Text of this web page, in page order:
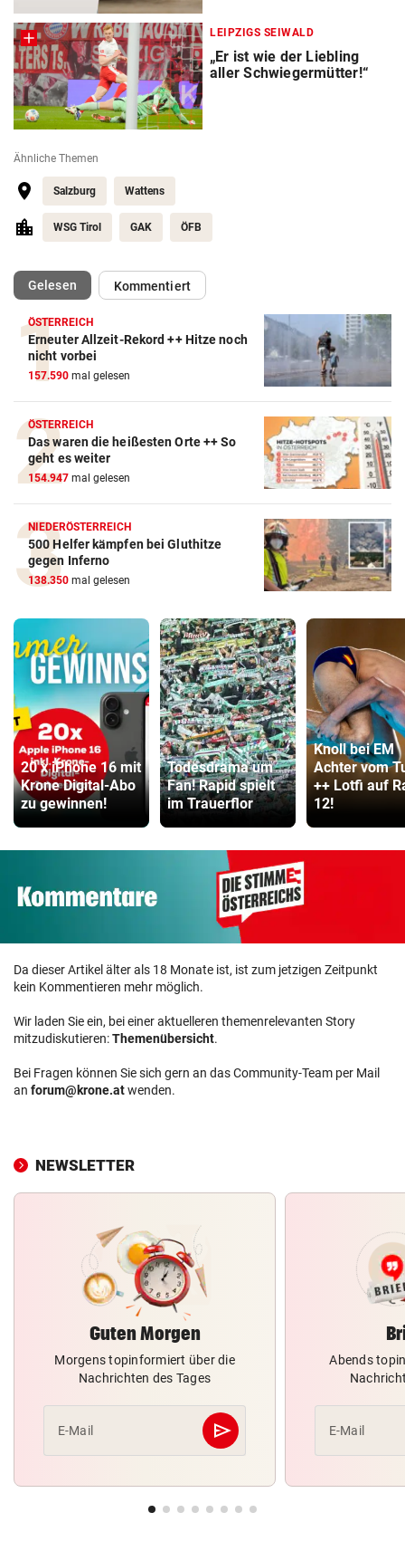
LEIPZIGS SEIWALD
„Er ist wie der Liebling
aller Schwiegermütter!“
Ähnliche Themen
Salzburg Wattens
WSG Tirol GAK ÖFB
Gelesen(ausgewählt)Kommentiert
ÖSTERREICH
Erneuter Allzeit-Rekord ++ Hitze noch
nicht vorbei
157.590 mal gelesen
ÖSTERREICH
Das waren die heißesten Orte ++ So
geht es weiter
154.947 mal gelesen
NIEDERÖSTERREICH
500 Helfer kämpfen bei Gluthitze
gegen Inferno
138.350 mal gelesen
20 x iPhone 16 mit
Krone Digital-Abo
zu gewinnen!
Todesdrama um
Fan! Rapid spielt
im Trauerflor
Knoll bei EM
Achter vom
++ Lotfi auf
12!
Da dieser Artikel älter als 18 Monate ist, ist zum jetzigen Zeitpunkt
kein Kommentieren mehr möglich.
Wir laden Sie ein, bei einer aktuelleren themenrelevanten Story
mitzudiskutieren:Themenübersicht.
Bei Fragen können Sie sich gern an das Community-Team per Mail
an forum@krone.atwenden.
NEWSLETTER
Guten Morgen
Morgens topinformiert über die
Nachrichten des Tages
E-Mail send
Abschicken
Abends
E-Mail